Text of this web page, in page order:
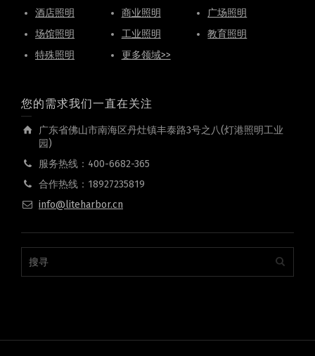
酒店照明
商业照明
广场照明
场馆照明
工业照明
教育照明
特殊照明
更多领域>>
您的需求我们一直在关注
广东省佛山市南海区丹灶镇丰泰路3号之八(灯港照明工业
园)
服务热线：400-6682-365
合作热线：18927235819
info@liteharbor.cn